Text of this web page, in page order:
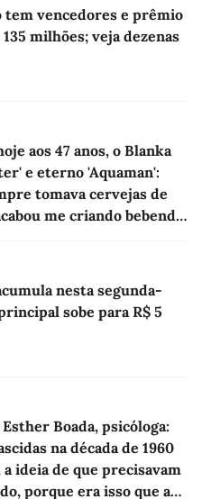
tem vencedores e prêmio
milhões; veja dezenas
aos 47 anos, o Blanka
e eterno 'Aquaman':
tomava cervejas de
me criando bebendo
nesta segunda-
sobe para R$ 5
Boada, psicóloga:
na década de 1960
ideia de que precisavam
porque era isso que a